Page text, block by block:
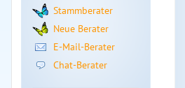
Stammberater
Neue Berater
E-Mail-Berater
Chat-Berater